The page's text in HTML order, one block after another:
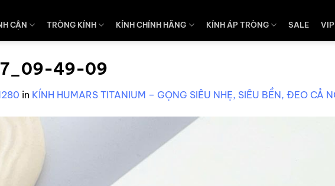
CẬN TRÒNG KÍNH KÍNH CHÍNH HÃNG KÍNH ÁP TRÒNG SALE VIP
49-09
in KÍNH HUMARS TITANIUM – GỌNG SIÊU NHẸ, SIÊU BỀN, ĐEO CẢ